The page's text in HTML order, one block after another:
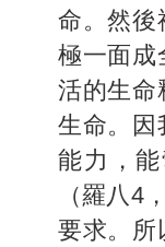
命。然後
極一面成
活的生命
生命。因
能力，
（羅八4
要求。所